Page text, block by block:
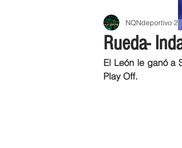
Rueda-
NQNdeportivo 2
El León le ganó a
Play Off.